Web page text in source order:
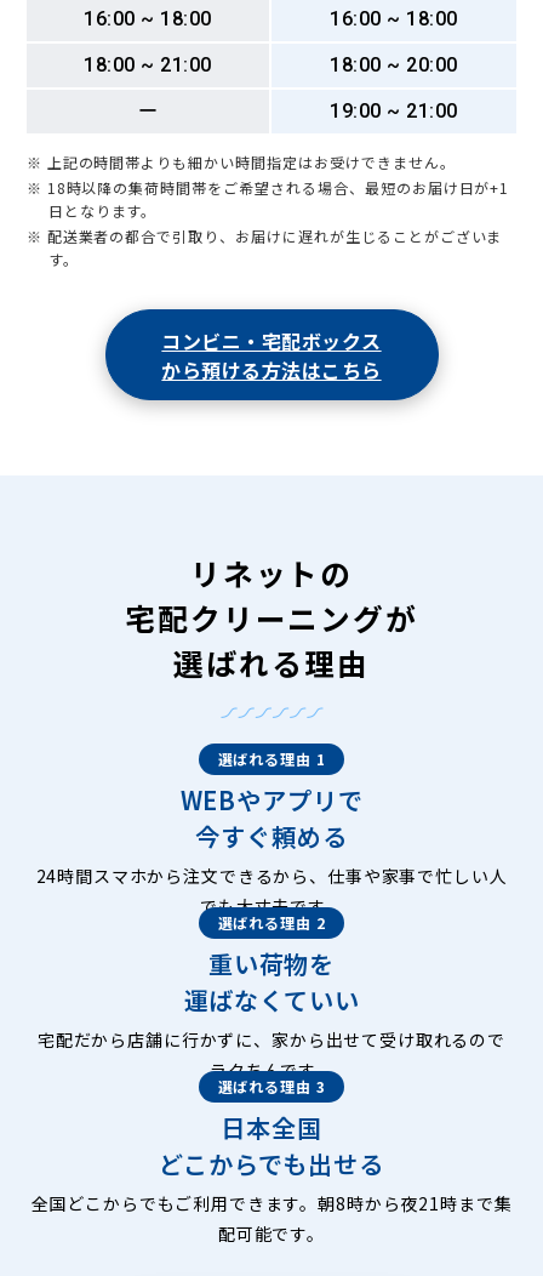
16:00 ~ 18:00
16:00 ~ 18:00
18:00 ~ 21:00
18:00 ~ 20:00
ー
19:00 ~ 21:00
※ 上記の時間帯よりも細かい時間指定はお受けできません。
※ 18時以降の集荷時間帯をご希望される場合、最短のお届け日が+1
日となります。
※ 配送業者の都合で引取り、お届けに遅れが生じることがございま
す。
コンビニ・宅配ボックス
から預ける方法はこちら
リネットの
宅配クリーニングが
選ばれる理由
選ばれる理由 1
WEBやアプリで
今すぐ頼める
24時間スマホから注文できるから、仕事や家事で忙しい人
でも大丈夫です。
選ばれる理由 2
重い荷物を
運ばなくていい
宅配だから店舗に行かずに、家から出せて受け取れるので
ラクちんです。
選ばれる理由 3
日本全国
どこからでも出せる
全国どこからでもご利用できます。朝8時から夜21時まで集
配可能です。